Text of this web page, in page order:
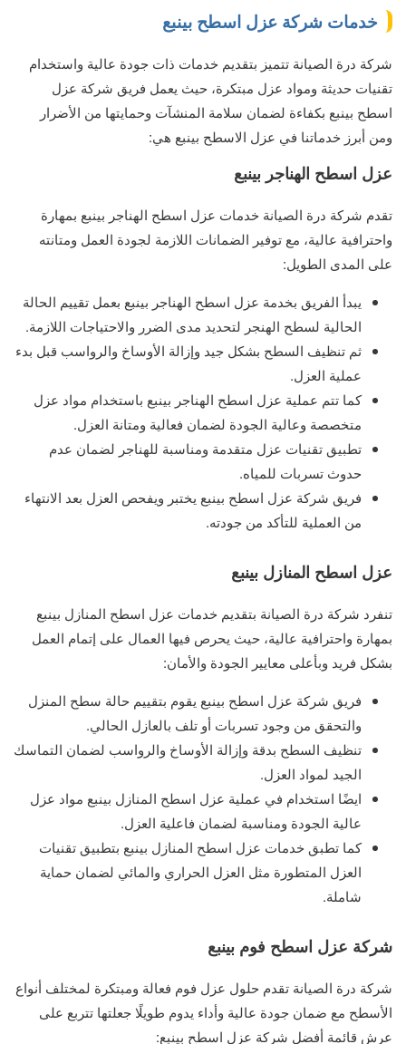
خدمات شركة عزل اسطح بينبع
شركة درة الصيانة تتميز بتقديم خدمات ذات جودة عالية واستخدام
تقنيات حديثة ومواد عزل مبتكرة، حيث يعمل فريق شركة عزل
اسطح بينبع بكفاءة لضمان سلامة المنشآت وحمايتها من الأضرار
ومن أبرز خدماتنا في عزل الاسطح بينبع هي:
عزل اسطح الهناجر بينبع
تقدم شركة درة الصيانة خدمات عزل اسطح الهناجر بينبع بمهارة
واحترافية عالية، مع توفير الضمانات اللازمة لجودة العمل ومتانته
على المدى الطويل:
يبدأ الفريق بخدمة عزل اسطح الهناجر بينبع بعمل تقييم الحالة
الحالية لسطح الهنجر لتحديد مدى الضرر والاحتياجات اللازمة.
ثم تنظيف السطح بشكل جيد وإزالة الأوساخ والرواسب قبل بدء
عملية العزل.
كما تتم عملية عزل اسطح الهناجر بينبع باستخدام مواد عزل
متخصصة وعالية الجودة لضمان فعالية ومتانة العزل.
تطبيق تقنيات عزل متقدمة ومناسبة للهناجر لضمان عدم
حدوث تسربات للمياه.
فريق شركة عزل اسطح بينبع يختبر ويفحص العزل بعد الانتهاء
من العملية للتأكد من جودته.
عزل اسطح المنازل بينبع
تنفرد شركة درة الصيانة بتقديم خدمات عزل اسطح المنازل بينبع
بمهارة واحترافية عالية، حيث يحرص فيها العمال على إتمام العمل
بشكل فريد وبأعلى معايير الجودة والأمان:
فريق شركة عزل اسطح بينبع يقوم بتقييم حالة سطح المنزل
والتحقق من وجود تسربات أو تلف بالعازل الحالي.
تنظيف السطح بدقة وإزالة الأوساخ والرواسب لضمان التماسك
الجيد لمواد العزل.
ايضًا استخدام في عملية عزل اسطح المنازل بينبع مواد عزل
عالية الجودة ومناسبة لضمان فاعلية العزل.
كما تطبق خدمات عزل اسطح المنازل بينبع بتطبيق تقنيات
العزل المتطورة مثل العزل الحراري والمائي لضمان حماية
شاملة.
شركة عزل اسطح فوم بينبع
شركة درة الصيانة تقدم حلول عزل فوم فعالة ومبتكرة لمختلف أنواع
الأسطح مع ضمان جودة عالية وأداء يدوم طويلًا جعلتها تتربع على
عرش قائمة أفضل شركة عزل اسطح بينبع: